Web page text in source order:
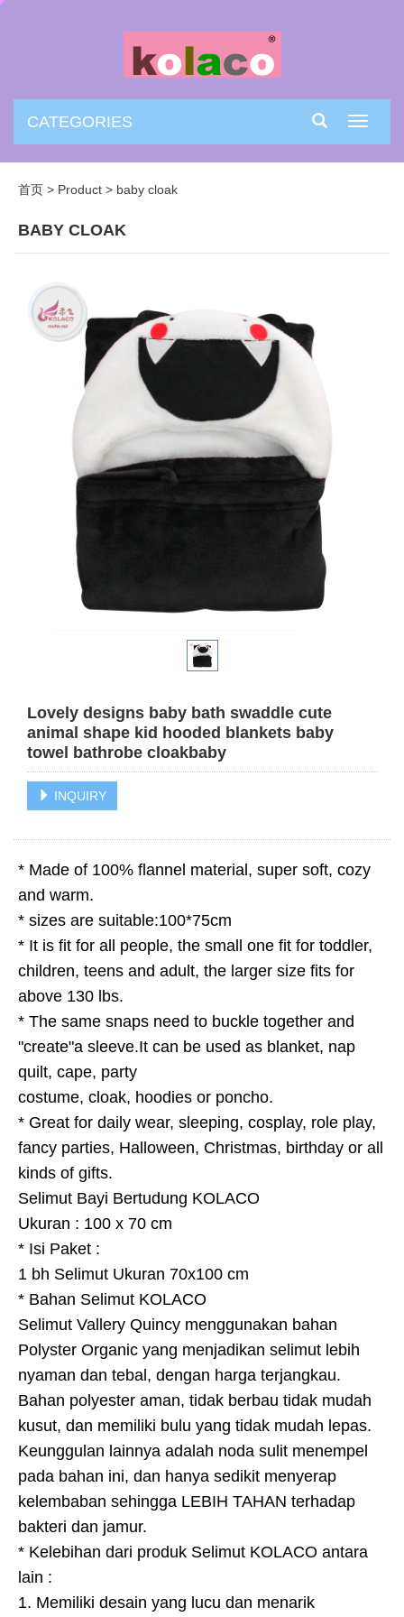
Toggle
CATEGORIES
首页 > Product > baby cloak
BABY CLOAK
Lovely designs baby bath swaddle cute
animal shape kid hooded blankets baby
towel bathrobe cloakbaby
INQUIRY
* Made of 100% flannel material, super soft, cozy
and warm.
* sizes are suitable:100*75cm
* It is fit for all people, the small one fit for toddler,
children, teens and adult, the larger size fits for
above 130 lbs.
* The same snaps need to buckle together and
"create"a sleeve.It can be used as blanket, nap
quilt, cape, party
costume, cloak, hoodies or poncho.
* Great for daily wear, sleeping, cosplay, role play,
fancy parties, Halloween, Christmas, birthday or all
kinds of gifts.
Selimut Bayi Bertudung KOLACO
Ukuran : 100 x 70 cm
* Isi Paket :
1 bh Selimut Ukuran 70x100 cm
* Bahan Selimut KOLACO
Selimut Vallery Quincy menggunakan bahan
Polyster Organic yang menjadikan selimut lebih
nyaman dan tebal, dengan harga terjangkau.
Bahan polyester aman, tidak berbau tidak mudah
kusut, dan memiliki bulu yang tidak mudah lepas.
Keunggulan lainnya adalah noda sulit menempel
pada bahan ini, dan hanya sedikit menyerap
kelembaban sehingga LEBIH TAHAN terhadap
bakteri dan jamur.
* Kelebihan dari produk Selimut KOLACO antara
lain :
1. Memiliki desain yang lucu dan menarik